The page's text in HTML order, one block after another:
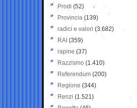
Prodi (52)
Provincia (139)
radici e valori (3.682)
RAI (359)
rapine (37)
Razzismo (1.410)
Referendum (200)
Regione (344)
Renzi (1.521)